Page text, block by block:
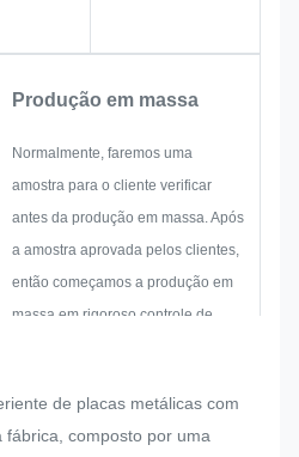
Produção em massa
Normalmente, faremos uma
amostra para o cliente verificar
antes da produção em massa. Após
a amostra aprovada pelos clientes,
então começamos a produção em
massa em rigoroso controle de
solicitado pelo cliente
repentinamente na produção em
de placas metálicas com
composto por uma